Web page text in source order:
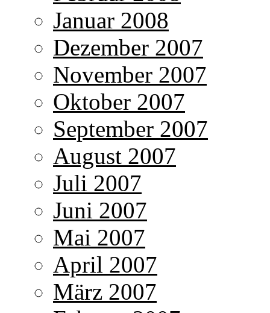
Januar 2008
Dezember 2007
November 2007
Oktober 2007
September 2007
August 2007
Juli 2007
Juni 2007
Mai 2007
April 2007
März 2007